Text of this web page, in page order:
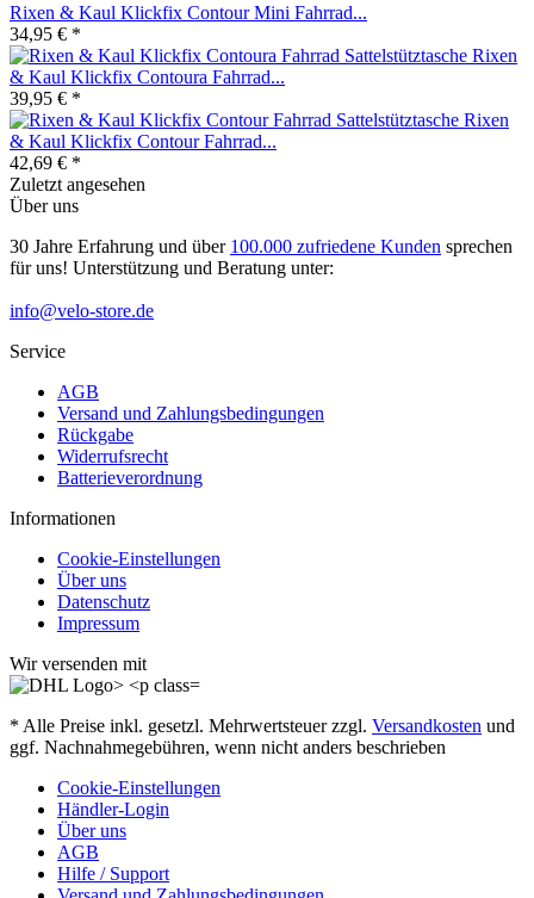
Rixen & Kaul Klickfix Contour Mini Fahrrad...
34,95 € *
Rixen
& Kaul Klickfix Contoura Fahrrad...
39,95 € *
Rixen
& Kaul Klickfix Contour Fahrrad...
42,69 € *
Zuletzt angesehen
Über uns
30 Jahre Erfahrung und über 100.000 zufriedene Kunden sprechen
für uns! Unterstützung und Beratung unter:
info@velo-store.de
Service
AGB
Versand und Zahlungsbedingungen
Rückgabe
Widerrufsrecht
Batterieverordnung
Informationen
Cookie-Einstellungen
Über uns
Datenschutz
Impressum
Wir versenden mit
* Alle Preise inkl. gesetzl. Mehrwertsteuer zzgl. Versandkosten und
ggf. Nachnahmegebühren, wenn nicht anders beschrieben
Cookie-Einstellungen
Händler-Login
Über uns
AGB
Hilfe / Support